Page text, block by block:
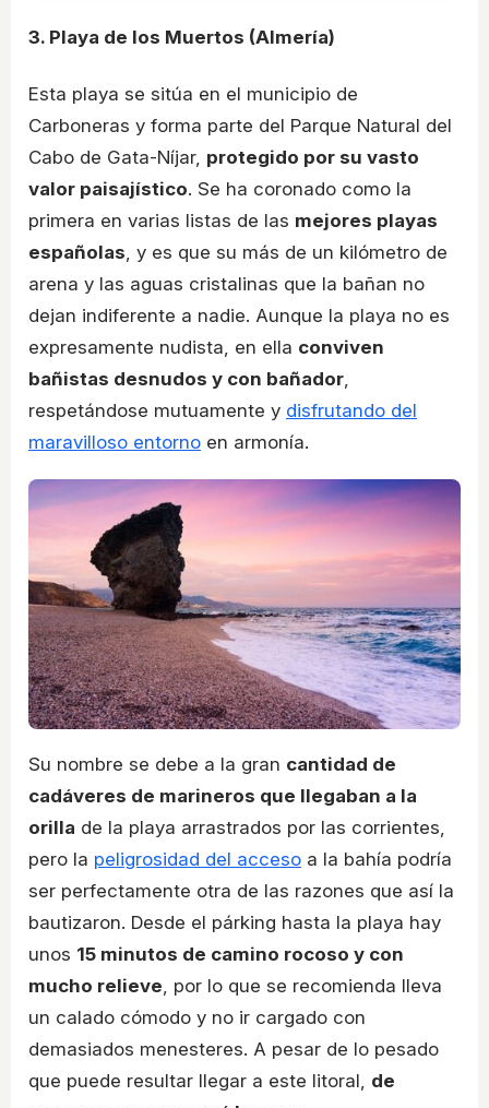
3. Playa de los Muertos (Almería)
Esta playa se sitúa en el municipio de
Carboneras y forma parte del Parque Natural del
Cabo de Gata-Níjar, protegido por su vasto
valor paisajístico. Se ha coronado como la
primera en varias listas de las mejores playas
españolas , y es que su más de un kilómetro de
arena y las aguas cristalinas que la bañan no
dejan indiferente a nadie. Aunque la playa no es
expresamente nudista, en ella conviven
bañistas desnudos y con bañador
respetándose mutuamente y disfrutando del
maravilloso entorno en armonía.
Su nombre se debe a la gran cantidad de
cadáveres de marineros que llegaban a la
orilla de la playa arrastrados por las corrientes,
pero la peligrosidad del acceso a la bahía podría
ser perfectamente otra de las razones que así la
bautizaron. Desde el párking hasta la playa hay
unos 15 minutos de camino rocoso y con
mucho relieve , por lo que se recomienda lleva
un calado cómodo y no ir cargado con
demasiados menesteres. A pesar de lo pesado
que puede resultar llegar a este litoral, de